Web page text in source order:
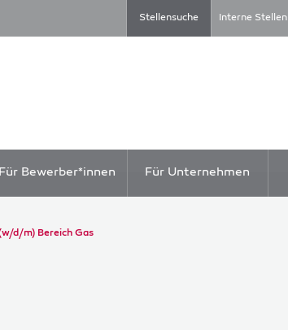
Stellensuche Interne Stellen
Für Bewerber*innen Für Unternehmen
d/m) Bereich Gas